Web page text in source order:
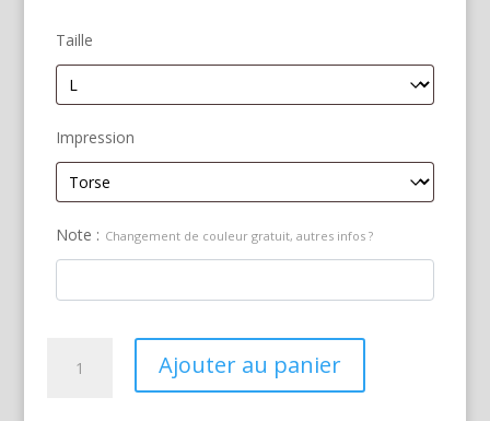
Taille
Impression
Note : Changement de couleur gratuit, autres infos ?
Ajouter au panier